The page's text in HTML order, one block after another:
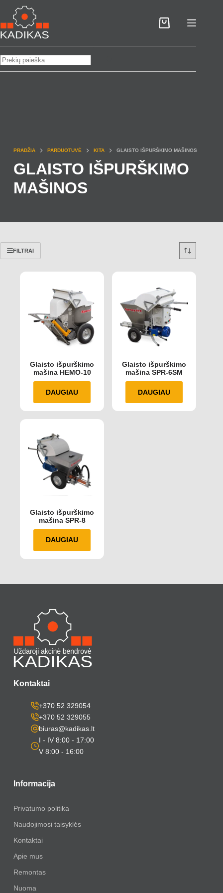
content
Pirkinių
results
PRADŽIA PARDUOTUVĖ KITA GLAISTO IŠPURŠKIMO MAŠINOS
GLAISTO IŠPURŠKIMO
MAŠINOS
FILTRAI
Glaisto išpurškimo
mašina HEMO-10
DAUGIAU
Glaisto išpurškimo
mašina SPR-6SM
DAUGIAU
Glaisto išpurškimo
mašina SPR-8
DAUGIAU
Informacija
Privatumo politika
Naudojimosi taisyklės
Kontaktai
Apie mus
Remontas
Nuoma
Kontaktai
+370 52 329054
+370 52 329055
biuras@kadikas.lt
I - IV 8:00 - 17:00
V 8:00 - 16:00